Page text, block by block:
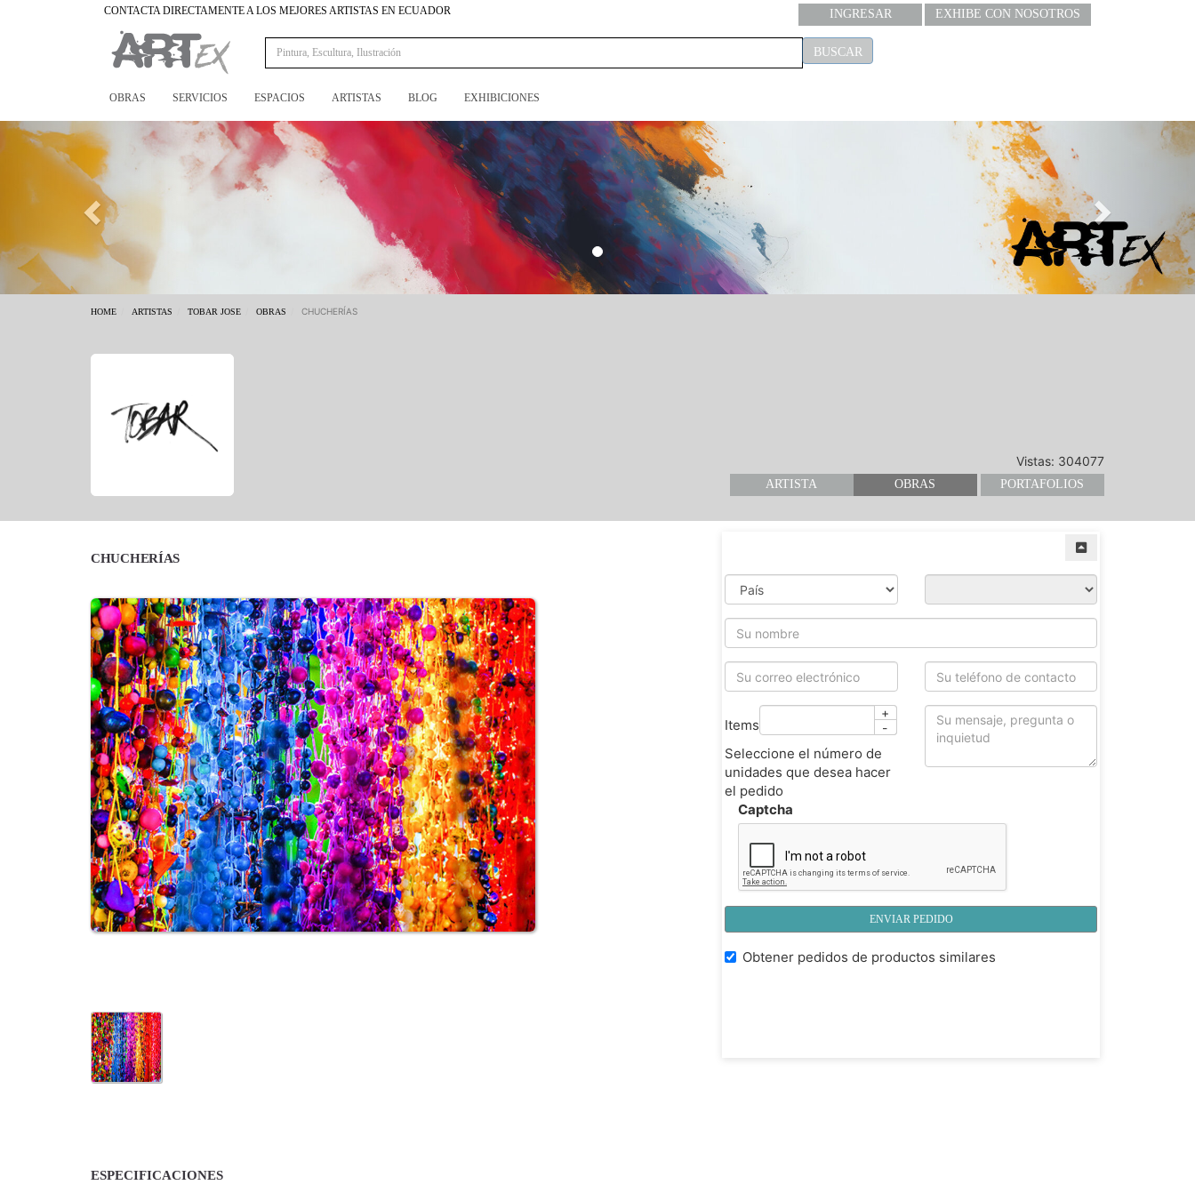
CONTACTA DIRECTAMENTE A LOS MEJORES ARTISTAS EN ECUADOR INGRESAR EXHIBE CON NOSOTROS
BUSCAR
OBRAS SERVICIOS ESPACIOS ARTISTAS BLOG EXHIBICIONES
Previous
HOME ARTISTAS TOBAR JOSE OBRAS CHUCHERÍAS
Vistas: 304077
ARTISTA OBRAS PORTAFOLIOS
CHUCHERÍAS
Items
+
-
Seleccione el número de
unidades que desea hacer
el pedido
Captcha
ENVIAR PEDIDO
Obtener pedidos de productos similares
ESPECIFICACIONES